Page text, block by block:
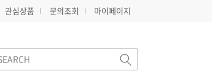
관심상품 문의조회 마이페이지